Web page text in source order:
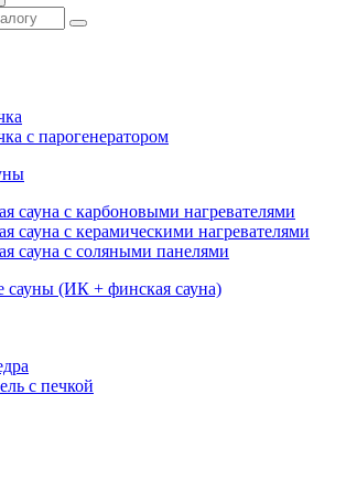
с парогенератором
сауна с карбоновыми нагревателями
сауна с керамическими нагревателями
сауна с соляными панелями
(ИК + финская сауна)
с печкой